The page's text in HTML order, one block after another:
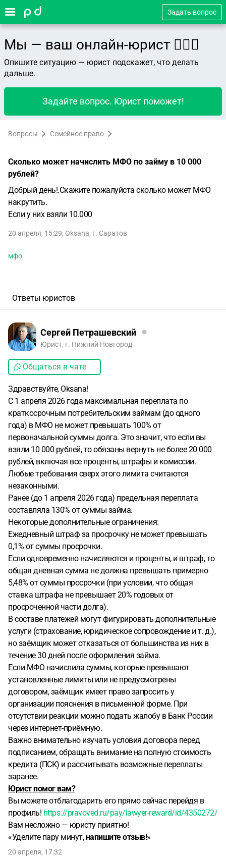
Задать вопрос
Мы — ваш онлайн-юрист 👨🏻‍⚖️
Опишите ситуацию — юрист подскажет, что делать
дальше.
Задайте вопрос. Юрист поможет!
Вопросы Семейное право
Сколько может начислить МФО по займу в 10 000
рублей?
Добрый день!.Скажите пожалуйста сколько может МФО
накрутить.
Если у них взяли 10.000
20 апреля, 15:29, Oksana, г. Саратов
мфо
Ответы юристов
Сергей Петрашевский
Юрист, г. Нижний Новгород
Общаться в чате
Здравствуйте, Oksana!
С 1 апреля 2026 года максимальная переплата по
краткосрочным потребительским займам (до одного
года) в МФО не может превышать 100% от
первоначальной суммы долга. Это значит, что если вы
взяли 10 000 рублей, то обязаны вернуть не более 20 000
рублей, включая все проценты, штрафы и комиссии.
Любые требования сверх этого лимита считаются
незаконными.
Ранее (до 1 апреля 2026 года) предельная переплата
составляла 130% от суммы займа.
Некоторые дополнительные ограничения:
Ежедневный штраф за просрочку не может превышать
0,1% от суммы просрочки.
Если одновременно начисляются и проценты, и штраф, то
общая дневная сумма не должна превышать примерно
5,48% от суммы просрочки (при условии, что общая
ставка штрафа не превышает 20% годовых от
просроченной части долга).
В составе платежей могут фигурировать дополнительные
услуги (страхование, юридическое сопровождение и т. д.),
но заёмщик может отказаться от большинства из них в
течение 30 дней после оформления займа.
Если МФО начислила суммы, которые превышают
установленные лимиты или не предусмотрены
договором, заёмщик имеет право запросить у
организации пояснения в письменной форме. При
отсутствии реакции можно подать жалобу в Банк России
через интернет-приёмную.
Важно внимательно изучать условия договора перед
подписанием, обращать внимание на полную стоимость
кредита (ПСК) и рассчитывать возможные переплаты
заранее.
Юрист помог вам?
Вы можете отблагодарить его прямо сейчас перейдя в
профиль! https://pravoved.ru/pay/lawyer-reward/id/4350272/
Вам несложно — юристу приятно!
«Уделите пару минут,напишите отзыв!»
20 апреля, 17:32